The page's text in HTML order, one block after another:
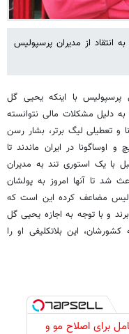
انتقاد از مدیران پرسپولیس
پرسپولیس با اینکه یحیی گل
دلیل مشکلات مالی نتوانسته
و تعطیلی لیگ برتر، بشار رسن
اوساگونا در ایران ماندند تا
با یک استوری تند به مدیران
شد تا آنها امروز به پولشان
مضاعف کرده این است که
و با توجه به اجازه یحیی گل
این بلاتکلیفی او را
برای اصلاح مو و